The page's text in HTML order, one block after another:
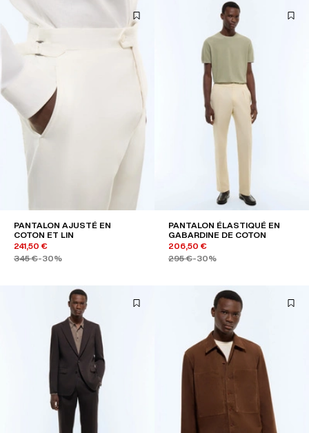
PANTALON AJUSTÉ EN
COTON ET LIN
241,50 €
345 €-30%
PANTALON ÉLASTIQUÉ EN
GABARDINE DE COTON
206,50 €
295 €-30%